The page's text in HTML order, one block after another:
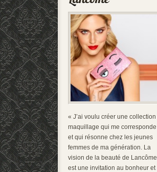
« J’ai voulu créer une collection
maquillage qui me corresponde
et qui résonne chez les jeunes
femmes de ma génération. La
vision de la beauté de Lancôme
est une invitation au bonheur et